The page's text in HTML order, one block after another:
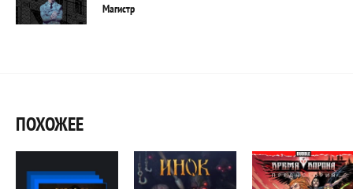
Магистр
ПОХОЖЕЕ